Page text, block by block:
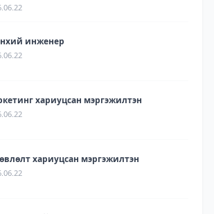
инженер
хариуцсан мэргэжилтэн
хариуцсан мэргэжилтэн